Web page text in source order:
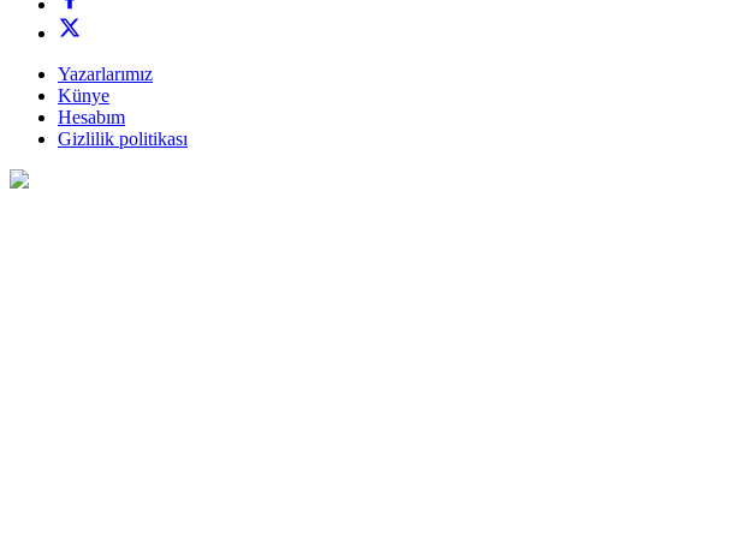
Yazarlarımız
Künye
Hesabım
Gizlilik politikası